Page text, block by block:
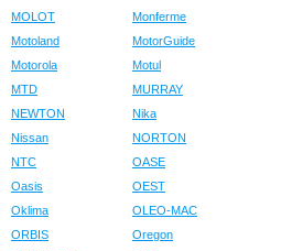
MOLOT
Monferme
Motoland
MotorGuide
Motorola
Motul
MTD
MURRAY
NEWTON
Nika
Nissan
NORTON
NTC
OASE
Oasis
OEST
Oklima
OLEO-MAC
ORBIS
Oregon